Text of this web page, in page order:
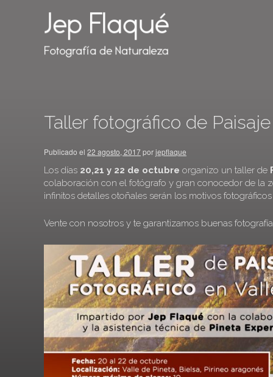
Taller fotográfico de
Publicado el 22 agosto, 2017porjepflaque
Los días 20,21 y 22 de octubre organizo un taller de
colaboración con el fotógrafo y gran conocedor de la
infinitos detalles otoñales serán los motivos fotográficos
Vente con nosotros y te garantizamos buenas